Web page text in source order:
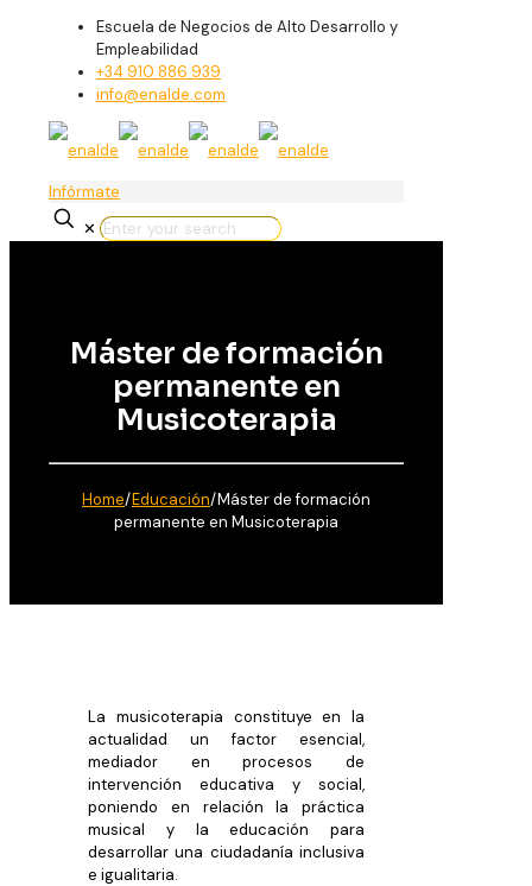
Escuela de Negocios de Alto Desarrollo y
Empleabilidad
+34 910 886 939
info@enalde.com
Infórmate
✕
Máster de formación
permanente en
Musicoterapia
Home/Educación/Máster de formación
permanente en Musicoterapia
La musicoterapia constituye en la
actualidad un factor esencial,
mediador en procesos de
intervención educativa y social,
poniendo en relación la práctica
musical y la educación para
desarrollar una ciudadanía inclusiva
e igualitaria.